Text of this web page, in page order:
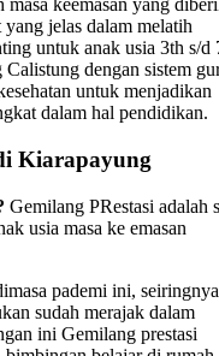
keemasan yang
yang jelas dalam melatih
untuk anak usia 3th s/d
dengan sistem
untuk menjadikan
dalam hal pendidikan.
Kiarapayung
Gemilang PRestasi adalah
usia masa ke emasan
pademi ini, seiringnya
sudah merajak dalam
ini Gemilang prestasi